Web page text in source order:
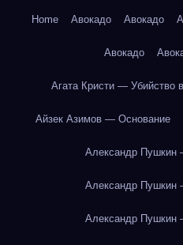
Home Авокадо Авокадо
Авокадо
Агата Кристи — Убийство
Айзек Азимов — Основание
Александр Пушкин
Александр Пушкин
Александр Пушкин